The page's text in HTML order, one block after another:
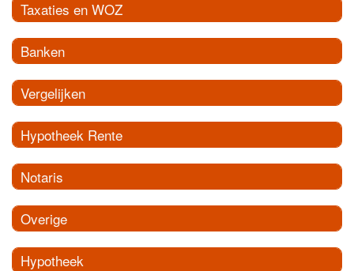
Taxaties en WOZ
Banken
Vergelijken
Hypotheek Rente
Notaris
Overige
Hypotheek